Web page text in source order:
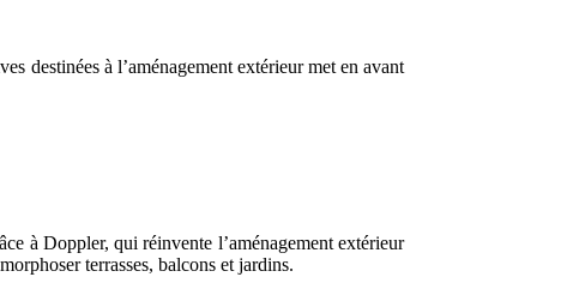
destinées à l’aménagement extérieur met en avant
à Doppler, qui réinvente l’aménagement extérieur
terrasses, balcons et jardins.